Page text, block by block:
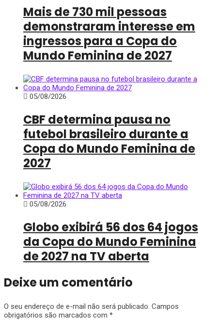
Mais de 730 mil pessoas
demonstraram interesse em
ingressos para a Copa do
Mundo Feminina de 2027
05/08/2026
CBF determina pausa no
futebol brasileiro durante a
Copa do Mundo Feminina de
2027
05/08/2026
Globo exibirá 56 dos 64 jogos
da Copa do Mundo Feminina
de 2027 na TV aberta
Deixe um comentário
O seu endereço de e-mail não será publicado. Campos
obrigatórios são marcados com *